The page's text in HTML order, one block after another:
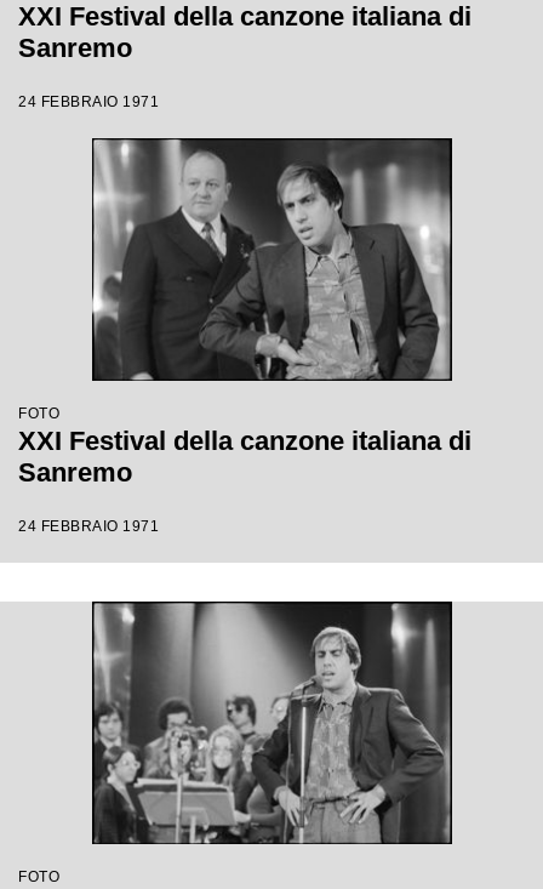
XXI Festival della canzone italiana di
Sanremo
24 FEBBRAIO 1971
FOTO
XXI Festival della canzone italiana di
Sanremo
24 FEBBRAIO 1971
FOTO